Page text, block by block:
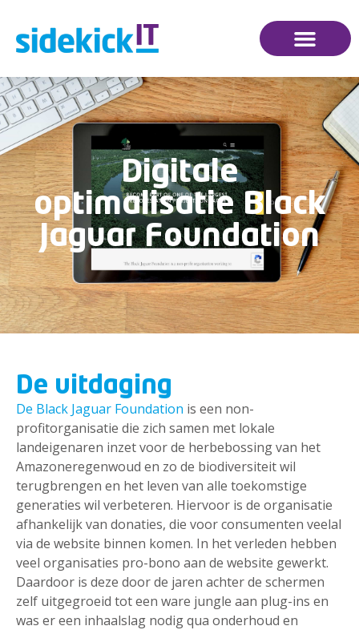
Digitale
optimalisatie Black
Jaguar Foundation
De uitdaging
De Black Jaguar Foundation is een non-
profitorganisatie die zich samen met lokale
landeigenaren inzet voor de herbebossing van het
Amazoneregenwoud en zo de biodiversiteit wil
terugbrengen en het leven van alle toekomstige
generaties wil verbeteren. Hiervoor is de organisatie
afhankelijk van donaties, die voor consumenten veelal
via de website binnen komen. In het verleden hebben
veel organisaties pro-bono aan de website gewerkt.
Daardoor is deze door de jaren achter de schermen
zelf uitgegroeid tot een ware jungle aan plug-ins en
was er een inhaalslag nodig qua onderhoud en